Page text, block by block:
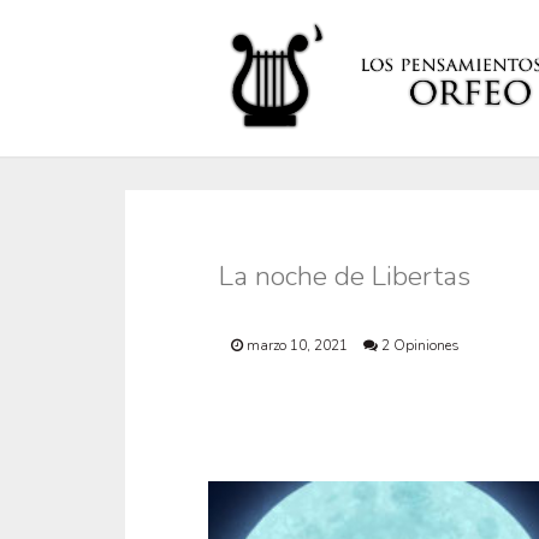
La noche de Libertas
marzo 10, 2021 2 Opiniones